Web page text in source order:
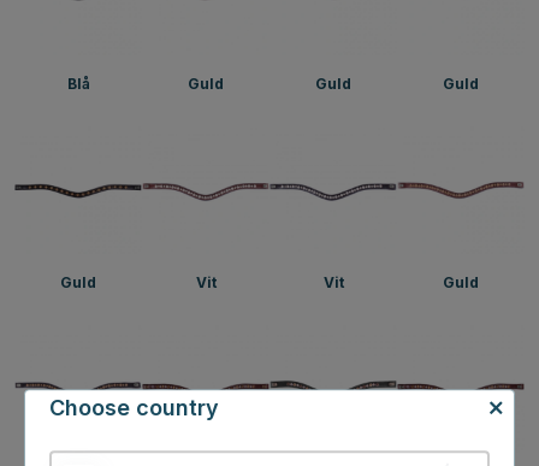
Blå Guld Guld Guld
Guld Vit Vit Guld
Choose country